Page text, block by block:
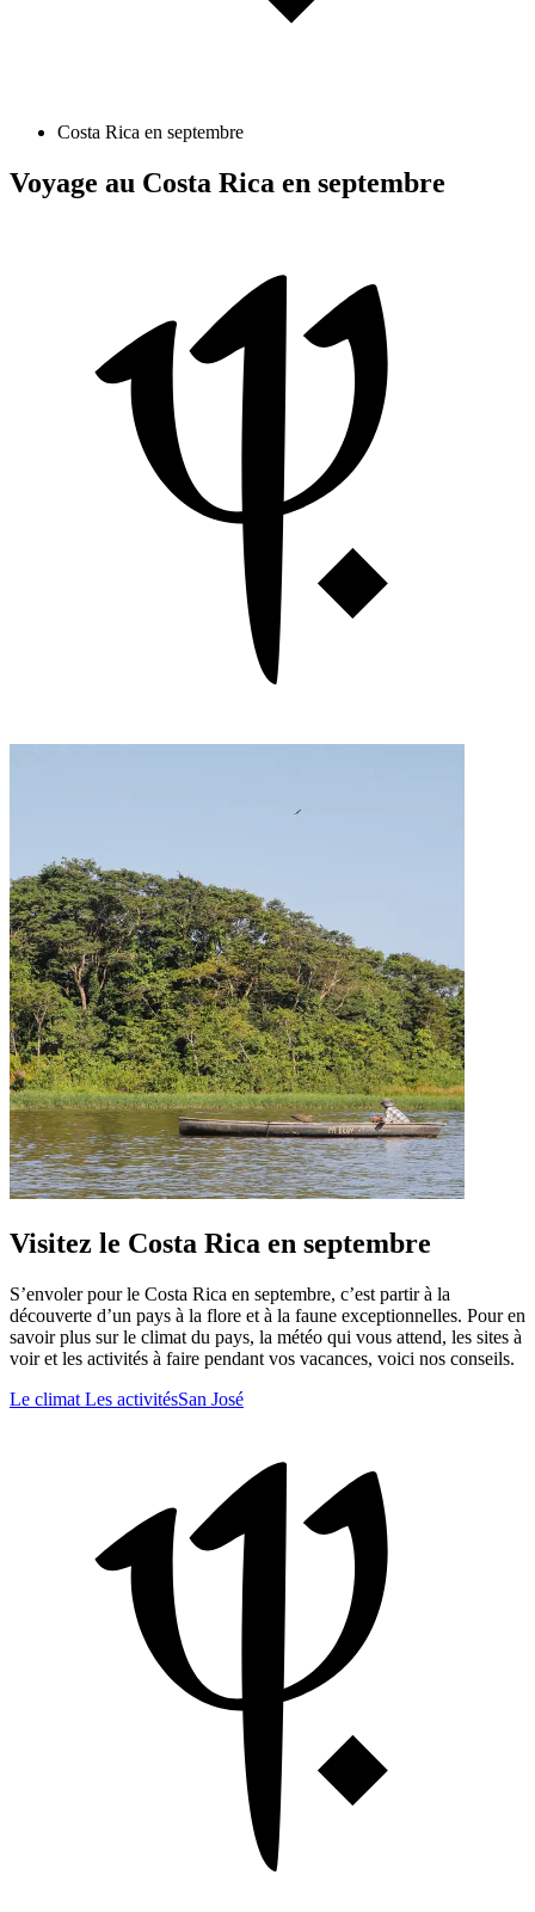
Costa Rica en septembre
Voyage au Costa Rica en septembre
Visitez le Costa Rica en septembre
S’envoler pour le Costa Rica en septembre, c’est partir à la
découverte d’un pays à la flore et à la faune exceptionnelles. Pour en
savoir plus sur le climat du pays, la météo qui vous attend, les sites à
voir et les activités à faire pendant vos vacances, voici nos conseils.
Le climat Les activitésSan José